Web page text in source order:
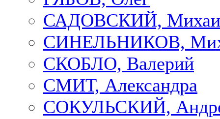
САДОВСКИЙ,
СИНЕЛЬНИКОВ,
СКОБЛО, Валерий
СМИТ, Александра
СОКУЛЬСКИЙ,